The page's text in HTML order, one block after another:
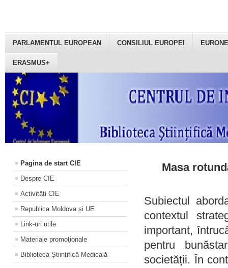
PARLAMENTUL EUROPEAN CONSILIUL EUROPEI
ERASMUS+
Pagina de start CIE
Despre CIE
Activități CIE
Republica Moldova și UE
Link-uri utile
Materiale promoţionale
Biblioteca Științifică Medicală
Masa
Subiectul
contextul
important,
pentru
societății. În